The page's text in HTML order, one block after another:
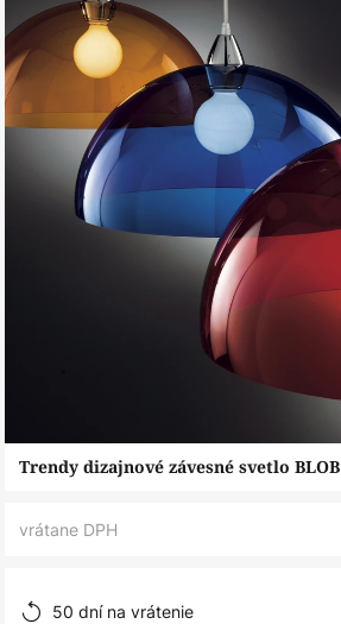
galérie
obrázkov
Preskočiť
Trendy dizajnové závesné svetlo BLOB
vrátane DPH
50 dní na vrátenie